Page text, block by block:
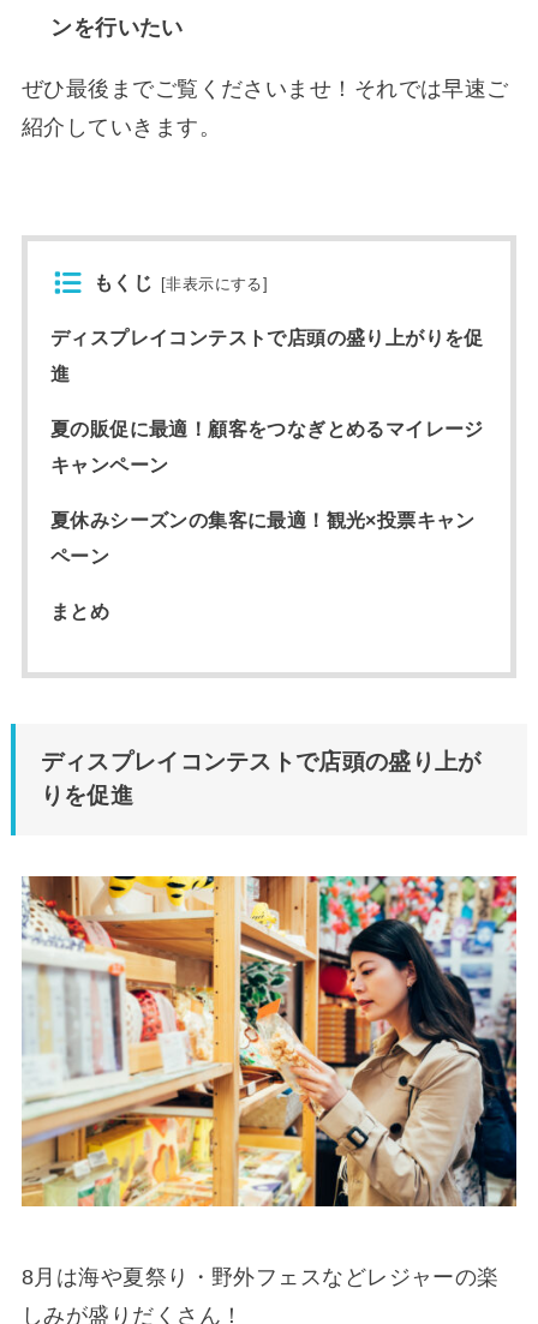
ンを行いたい
ぜひ最後までご覧くださいませ！それでは早速ご
紹介していきます。
もくじ [非表示にする]
ディスプレイコンテストで店頭の盛り上がりを促
進
夏の販促に最適！顧客をつなぎとめるマイレージ
キャンペーン
夏休みシーズンの集客に最適！観光×投票キャン
ペーン
まとめ
ディスプレイコンテストで店頭の盛り上が
りを促進
8月は海や夏祭り・野外フェスなどレジャーの楽
しみが盛りだくさん！